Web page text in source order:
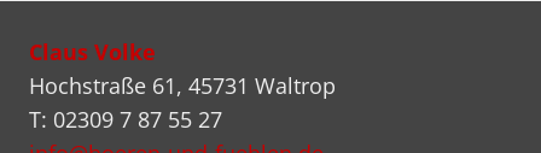
Claus Volke
Hochstraße 61, 45731 Waltrop
T: 02309 7 87 55 27